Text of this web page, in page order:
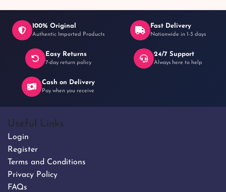
100% Original
Authentic Imported Products
Fast Delivery
Nationwide in 1-3 days
Easy Returns
7-day return policy
24/7 Support
Always here to help
Cash on Delivery
Pay when you receive
Useful Links
Login
Register
Terms and Conditions
Privacy Policy
FAQs